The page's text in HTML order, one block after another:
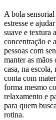
A bola
estresse e
suave e textura
concentração e
pessoas com
manter as
casa, na
conta com
forma mesmo
relaxamento e
para quem
rotina.